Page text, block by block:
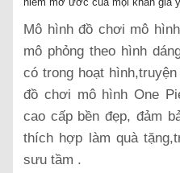
Mô hình đồ chơi mô
mô phỏng theo hình
có trong hoạt
đồ chơi mô hình One
cao cấp bền đẹp, đảm
thích hợp làm quà
sưu tầm .